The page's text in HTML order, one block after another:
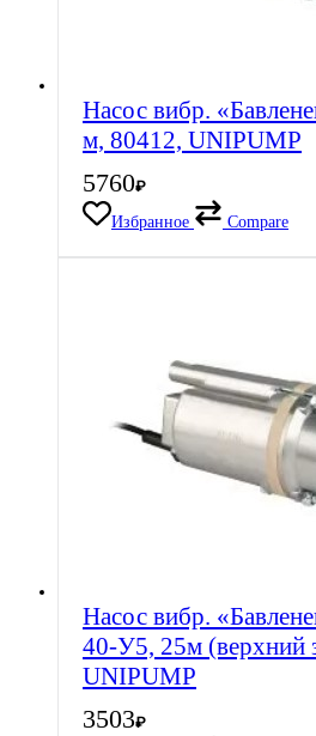
Насос вибр.
м, 80412, UNIPUMP
5760₽
Избранное
Compare
Насос вибр.
40-У5, 25м (верхний
UNIPUMP
3503₽